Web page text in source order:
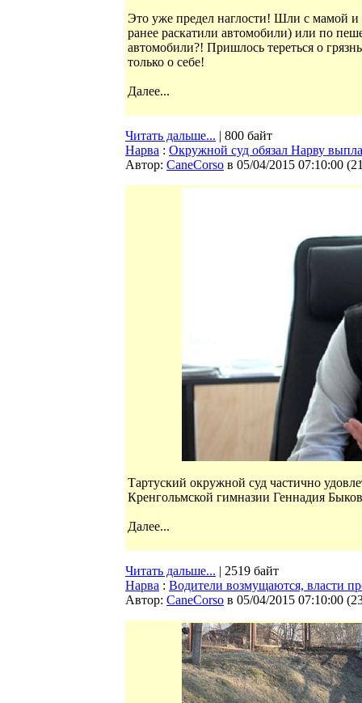
Это уже предел наглости! Шли с мамой и
ранее раскатили автомобили) или по
автомобили?! Пришлось тереться о
только о себе!
Далее...
Читать дальше... | 800 байт
Нарва : Окружной суд обязал Нарву
Автор: CaneCorso в 05/04/2015 07:10:00 (
Тартуский окружной суд частично
Кренгольмской гимназии Геннадия
Далее...
Читать дальше... | 2519 байт
Нарва : Водители возмущаются, власти
Автор: CaneCorso в 05/04/2015 07:10:00 (